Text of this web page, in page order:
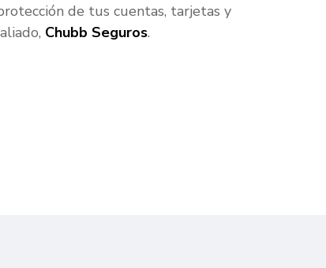
de tus cuentas, tarjetas y
Chubb Seguros.